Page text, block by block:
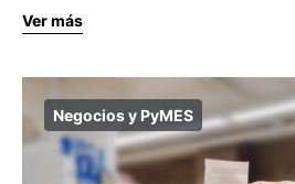
Ver más
Negocios y PyMES